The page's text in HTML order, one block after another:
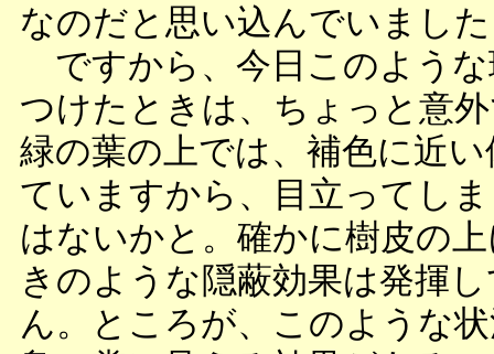
なのだと思い込んでいまし
ですから、今日このような
つけたときは、ちょっと意
緑の葉の上では、補色に近
ていますから、目立ってし
はないかと。確かに樹皮の
きのような隠蔽効果は発揮
ん。ところが、このような